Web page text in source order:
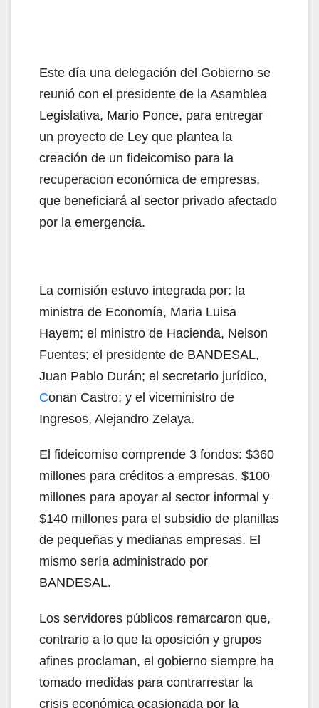
Este día una delegación del Gobierno se
reunió con el presidente de la Asamblea
Legislativa, Mario Ponce, para entregar
un proyecto de Ley que plantea la
creación de un fideicomiso para la
recuperacion económica de empresas,
que beneficiará al sector privado afectado
por la emergencia.
La comisión estuvo integrada por: la
ministra de Economía, Maria Luisa
Hayem; el ministro de Hacienda, Nelson
Fuentes; el presidente de BANDESAL,
Juan Pablo Durán; el secretario jurídico,
Conan Castro; y el viceministro de
Ingresos, Alejandro Zelaya.
El fideicomiso comprende 3 fondos: $360
millones para créditos a empresas, $100
millones para apoyar al sector informal y
$140 millones para el subsidio de planillas
de pequeñas y medianas empresas. El
mismo sería administrado por
BANDESAL.
Los servidores públicos remarcaron que,
contrario a lo que la oposición y grupos
afines proclaman, el gobierno siempre ha
tomado medidas para contrarrestar la
crisis económica ocasionada por la